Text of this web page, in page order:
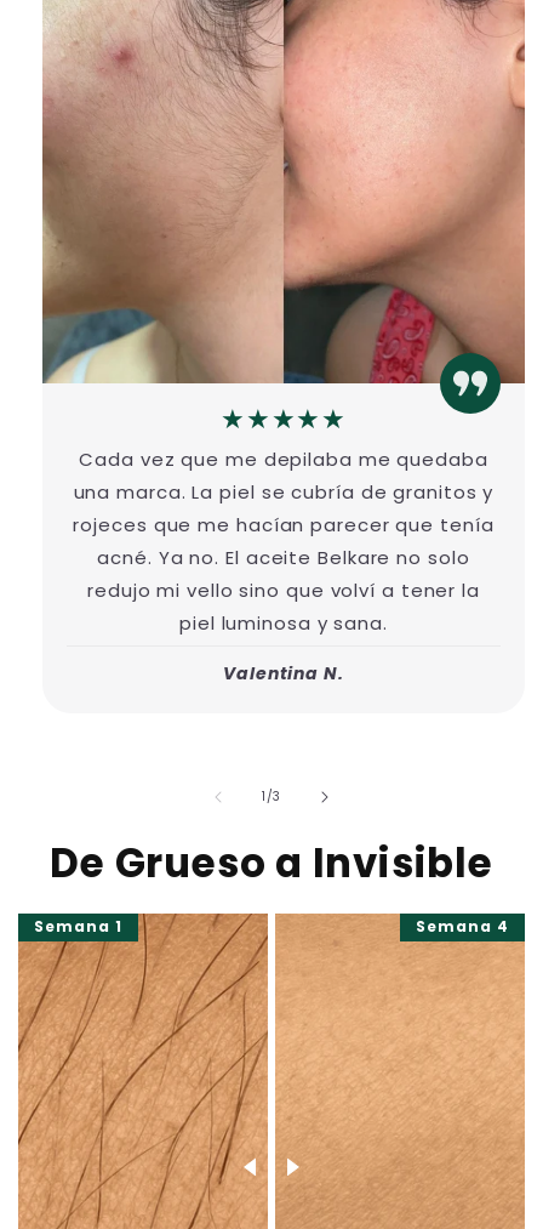
★★★★★
Cada vez que me depilaba me quedaba
una marca. La piel se cubría de granitos y
rojeces que me hacían parecer que tenía
acné. Ya no. El aceite Belkare no solo
redujo mi vello sino que volví a tener la
piel luminosa y sana.
Valentina N.
1/de
3
De Grueso a Invisible
Semana 1 Semana 4